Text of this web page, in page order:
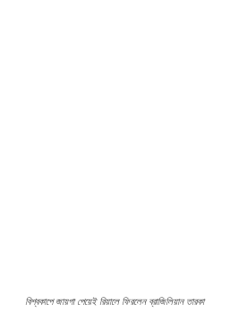
বিশ্বকাপে জায়গা পেয়েই রিয়ালে ফিরলেন ব্রাজিলিয়ান তারকা